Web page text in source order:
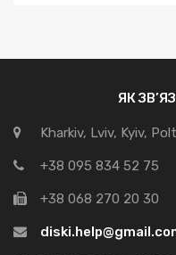
ЯК
Kharkiv, Lviv, Kyiv,
+38 095 834 52 75
+38 068 270 20 30